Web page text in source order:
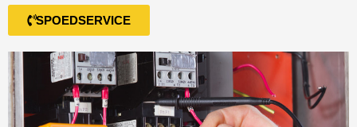
SPOEDSERVICE